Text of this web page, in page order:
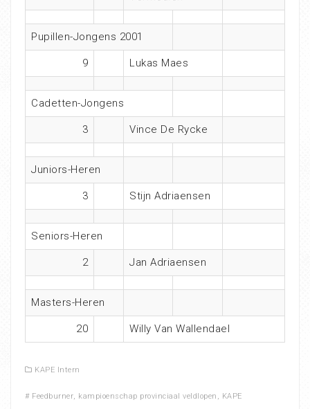
Pupillen-Jongens 2001
9 Lukas Maes
Cadetten-Jongens
3 Vince De Rycke
Juniors-Heren
3 Stijn Adriaensen
Seniors-Heren
2 Jan Adriaensen
Masters-Heren
20 Willy Van Wallendael
KAPE Intern
# Feedburner, kampioenschap provinciaal veldlopen , KAPE